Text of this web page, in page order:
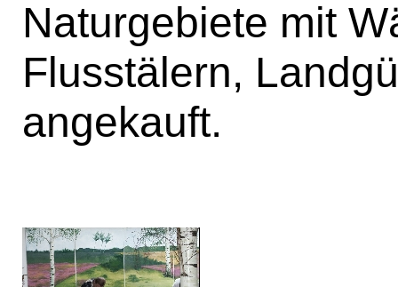
Naturgebiete mit
Flusstälern,
angekauft.